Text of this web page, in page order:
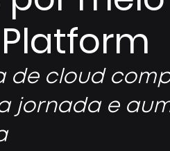
de cloud
jornada e